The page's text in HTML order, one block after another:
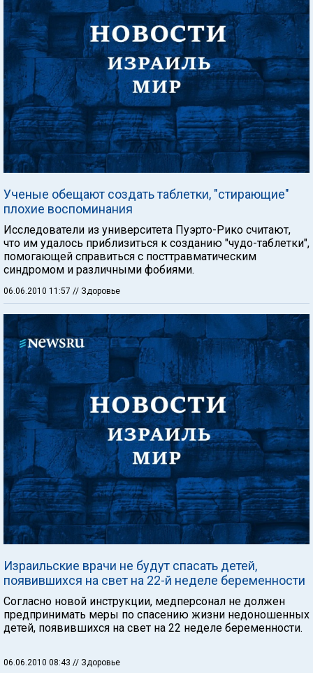
Ученые обещают создать таблетки, "стирающие"
плохие воспоминания
Исследователи из университета Пуэрто-Рико считают,
что им удалось приблизиться к созданию "чудо-таблетки",
помогающей справиться с посттравматическим
синдромом и различными фобиями.
06.06.2010 11:57 // Здоровье
Израильские врачи не будут спасать детей,
появившихся на свет на 22-й неделе беременности
Согласно новой инструкции, медперсонал не должен
предпринимать меры по спасению жизни недоношенных
детей, появившихся на свет на 22 неделе беременности.
06.06.2010 08:43 // Здоровье